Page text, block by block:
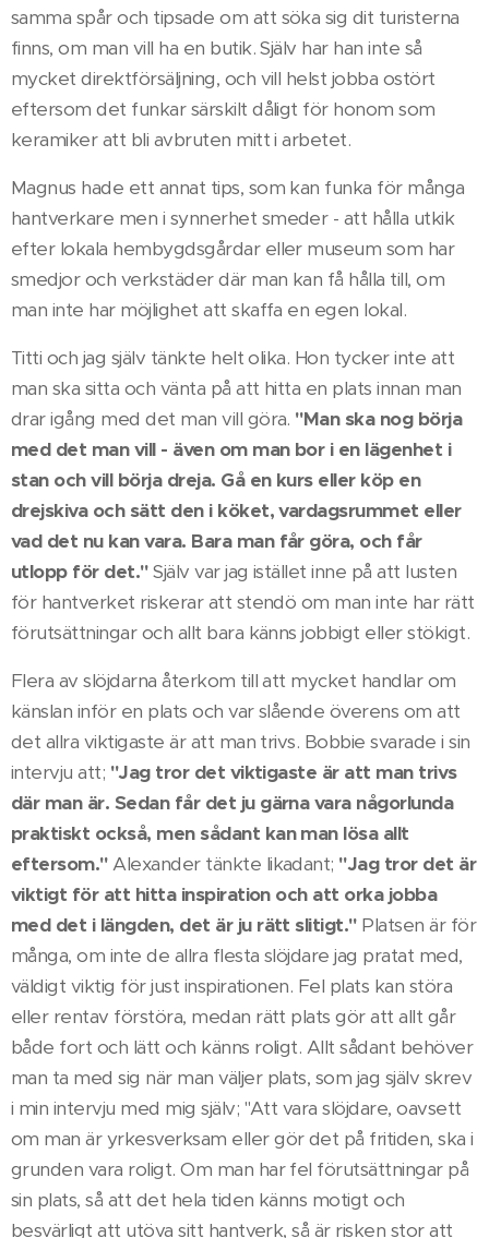
samma spår och tipsade om att söka sig dit turisterna
finns, om man vill ha en butik. Själv har han inte så
mycket direktförsäljning, och vill helst jobba ostört
eftersom det funkar särskilt dåligt för honom som
keramiker att bli avbruten mitt i arbetet.
Magnus hade ett annat tips, som kan funka för många
hantverkare men i synnerhet smeder - att hålla utkik
efter lokala hembygdsgårdar eller museum som har
smedjor och verkstäder där man kan få hålla till, om
man inte har möjlighet att skaffa en egen lokal.
Titti och jag själv tänkte helt olika. Hon tycker inte att
man ska sitta och vänta på att hitta en plats innan man
drar igång med det man vill göra. "Man ska nog börja
med det man vill - även om man bor i en lägenhet i
stan och vill börja dreja. Gå en kurs eller köp en
drejskiva och sätt den i köket, vardagsrummet eller
vad det nu kan vara. Bara man får göra, och får
utlopp för det."Själv var jag istället inne på att lusten
för hantverket riskerar att stendö om man inte har rätt
förutsättningar och allt bara känns jobbigt eller stökigt.
Flera av slöjdarna återkom till att mycket handlar om
känslan inför en plats och var slående överens om att
det allra viktigaste är att man trivs. Bobbie svarade i sin
intervju att; "Jag tror det viktigaste är att man trivs
där man är. Sedan får det ju gärna vara någorlunda
praktiskt också, men sådant kan man lösa allt
eftersom."Alexander tänkte likadant; "Jag tror det är
viktigt för att hitta inspiration och att orka jobba
med det i längden, det är ju rätt slitigt."Platsen är för
många, om inte de allra flesta slöjdare jag pratat med,
väldigt viktig för just inspirationen. Fel plats kan störa
eller rentav förstöra, medan rätt plats gör att allt går
både fort och lätt och känns roligt. Allt sådant behöver
man ta med sig när man väljer plats, som jag själv skrev
i min intervju med mig själv; "Att vara slöjdare, oavsett
om man är yrkesverksam eller gör det på fritiden, ska i
grunden vara roligt. Om man har fel förutsättningar på
sin plats, så att det hela tiden känns motigt och
besvärligt att utöva sitt hantverk, så är risken stor att